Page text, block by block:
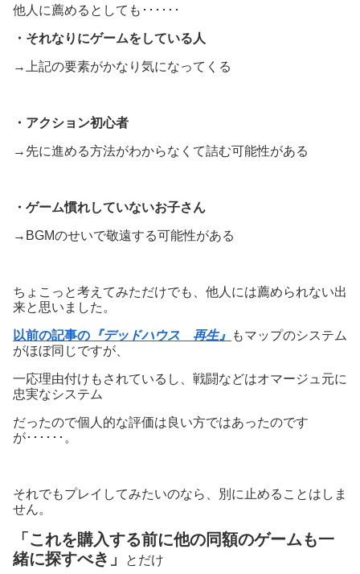
他人に薦めるとしても･･････
・それなりにゲームをしている人
→上記の要素がかなり気になってくる
・アクション初心者
→先に進める方法がわからなくて詰む可能性がある
・ゲーム慣れしていないお子さん
→BGMのせいで敬遠する可能性がある
ちょこっと考えてみただけでも、他人には薦められない出
来と思いました。
以前の記事の 『デッドハウス 再生』 もマップのシステム
がほぼ同じですが、
一応理由付けもされているし、戦闘などはオマージュ元に
忠実なシステム
だったので個人的な評価は良い方ではあったのです
が･･････。
それでもプレイしてみたいのなら、別に止めることはしま
せん。
「これを購入する前に他の同額のゲームも一
緒に探すべき」
とだけ